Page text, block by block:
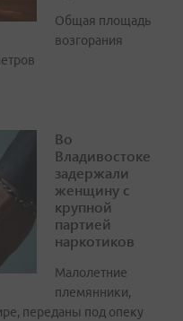
Общая площадь
возгорания
Во
Владивостоке
задержали
женщину с
крупной
партией
наркотиков
Малолетние
племянники,
переданы под опеку